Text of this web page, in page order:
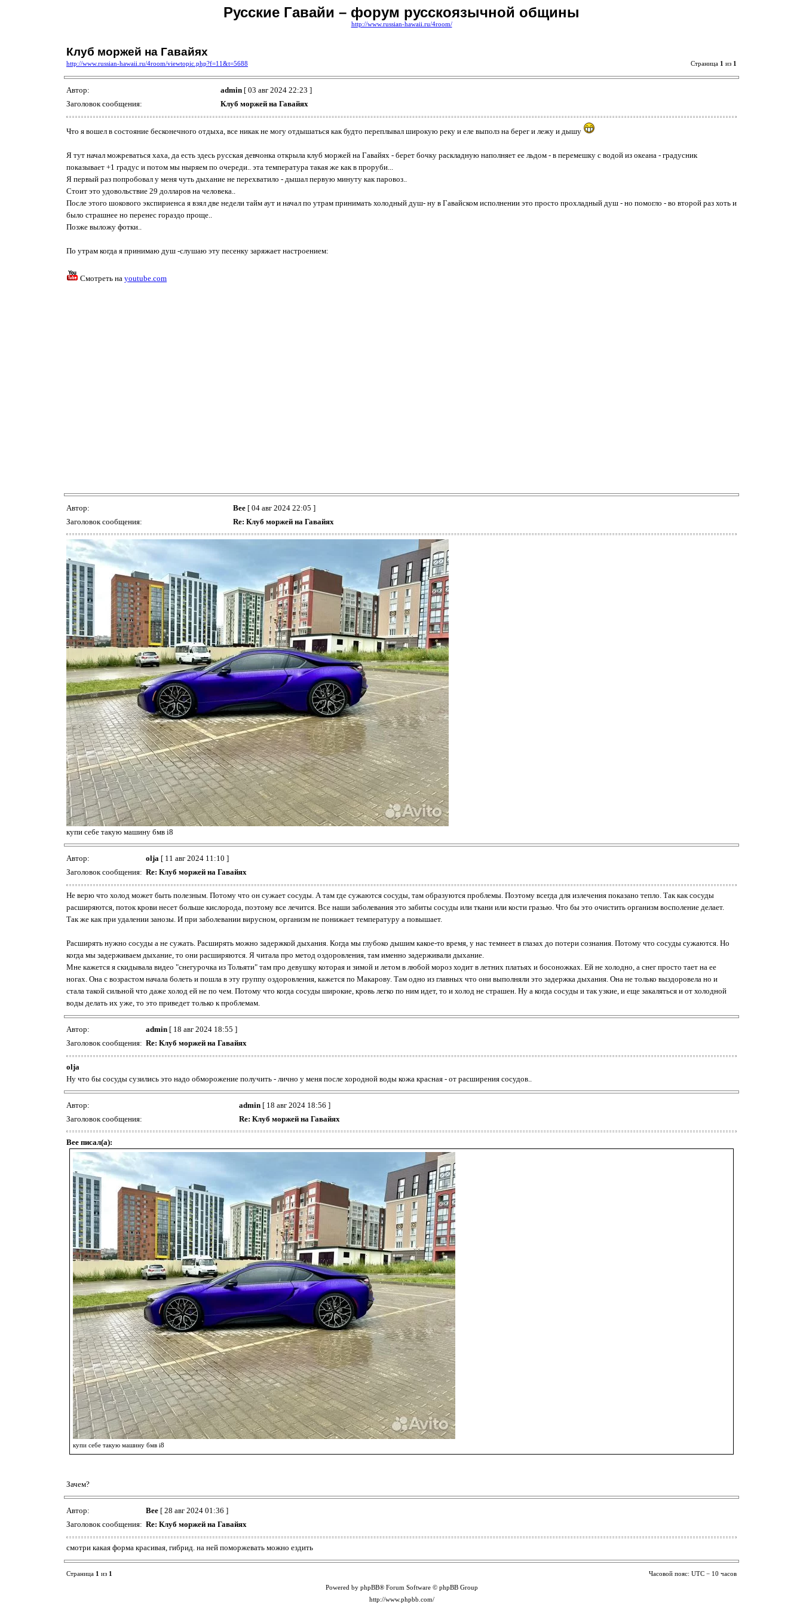
Русские Гавайи – форум русскоязычной общины
http://www.russian-hawaii.ru/4room/
Клуб моржей на Гавайях
http://www.russian-hawaii.ru/4room/viewtopic.php?f=11&t=5688 Страница 1 из 1
Автор: admin [ 03 авг 2024 22:23 ]
Заголовок сообщения:
Клуб моржей на Гавайях
Что я вошел в состояние бесконечного отдыха, все никак не могу отдышаться как будто переплывал широкую реку и еле выполз на берег и лежу и дышу
Я тут начал можреваться хаха, да есть здесь русская девчонка открыла клуб моржей на Гавайях - берет бочку раскладную наполняет ее льдом - в перемешку с водой из океана - градусник
показывает +1 градус и потом мы ныряем по очереди.. эта температура такая же как в проруби...
Я первый раз попробовал у меня чуть дыхание не перехватило - дышал первую минуту как паровоз..
Стоит это удовольствие 29 долларов на человека..
После этого шокового экспириенса я взял две недели тайм аут и начал по утрам принимать холодный душ- ну в Гавайском исполнении это просто прохладный душ - но помогло - во второй раз хоть и
было страшнее но перенес гораздо проще..
Позже выложу фотки..
По утрам когда я принимаю душ -слушаю эту песенку заряжает настроением:
Смотреть на youtube.com
Автор: Bee [ 04 авг 2024 22:05 ]
Заголовок сообщения:
Re: Клуб моржей на Гавайях
купи себе такую машину бмв i8
Автор: olja [ 11 авг 2024 11:10 ]
Заголовок сообщения: Re: Клуб моржей на Гавайях
Не верю что холод может быть полезным. Потому что он сужает сосуды. А там где сужаются сосуды, там образуются проблемы. Поэтому всегда для излечения показано тепло. Так как сосуды
расширяются, поток крови несет больше кислорода, поэтому все лечится. Все наши заболевания это забиты сосуды или ткани или кости гразью. Что бы это очистить организм восполение делает.
Так же как при удалении занозы. И при заболевании вирусном, организм не понижает температуру а повышает.
Расширять нужно сосуды а не сужать. Расширять можно задержкой дыхания. Когда мы глубоко дышим какое-то время, у нас темнеет в глазах до потери сознания. Потому что сосуды сужаются. Но
когда мы задерживаем дыхание, то они расширяются. Я читала про метод оздоровления, там именно задерживали дыхание.
Мне кажется я скидывала видео "снегурочка из Тольяти" там про девушку которая и зимой и летом в любой мороз ходит в летних платьях и босоножках. Ей не холодно, а снег просто тает на ее
ногах. Она с возрастом начала болеть и пошла в эту группу оздоровления, кажется по Макарову. Там одно из главных что они выполняли это задержка дыхания. Она не только выздоровела но и
стала такой сильной что даже холод ей не по чем. Потому что когда сосуды широкие, кровь легко по ним идет, то и холод не страшен. Ну а когда сосуды и так узкие, и еще закаляться и от холодной
воды делать их уже, то это приведет только к проблемам.
Автор: admin [ 18 авг 2024 18:55 ]
Заголовок сообщения: Re: Клуб моржей на Гавайях
olja
Ну что бы сосуды сузились это надо обморожение получить - лично у меня после хородной воды кожа красная - от расширения сосудов..
Автор: admin [ 18 авг 2024 18:56 ]
Заголовок сообщения:
Re: Клуб моржей на Гавайях
Bee писал(а):
купи себе такую машину бмв i8
Зачем?
Автор: Bee [ 28 авг 2024 01:36 ]
Заголовок сообщения: Re: Клуб моржей на Гавайях
смотри какая форма красивая, гибрид. на ней поморжевать можно ездить
Страница 1 из 1 Часовой пояс: UTC − 10 часов
Powered by phpBB® Forum Software © phpBB Group
http://www.phpbb.com/